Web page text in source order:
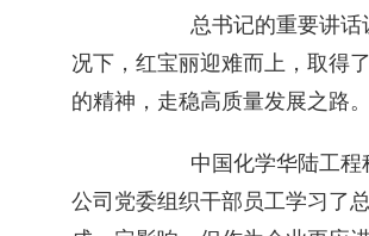
总书记的重要讲话让
况下，红宝丽迎难而上，取得
的精神，走稳高质量发展之路。
中国化学华陆工程科
公司党委组织干部员工学习了